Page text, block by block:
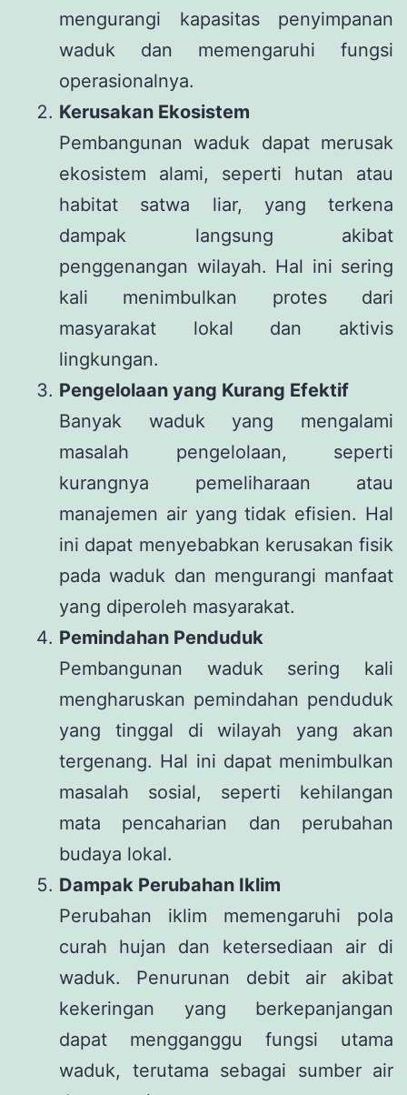
mengurangi kapasitas penyimpanan
waduk dan memengaruhi fungsi
operasionalnya.
Kerusakan Ekosistem
Pembangunan waduk dapat merusak
ekosistem alami, seperti hutan atau
habitat satwa liar, yang terkena
dampak langsung akibat
penggenangan wilayah. Hal ini sering
kali menimbulkan protes dari
masyarakat lokal dan aktivis
lingkungan.
Pengelolaan yang Kurang Efektif
Banyak waduk yang mengalami
masalah pengelolaan, seperti
kurangnya pemeliharaan atau
manajemen air yang tidak efisien. Hal
ini dapat menyebabkan kerusakan fisik
pada waduk dan mengurangi manfaat
yang diperoleh masyarakat.
Pemindahan Penduduk
Pembangunan waduk sering kali
mengharuskan pemindahan penduduk
yang tinggal di wilayah yang akan
tergenang. Hal ini dapat menimbulkan
masalah sosial, seperti kehilangan
mata pencaharian dan perubahan
budaya lokal.
Dampak Perubahan Iklim
Perubahan iklim memengaruhi pola
curah hujan dan ketersediaan air di
waduk. Penurunan debit air akibat
kekeringan yang berkepanjangan
dapat mengganggu fungsi utama
waduk, terutama sebagai sumber air